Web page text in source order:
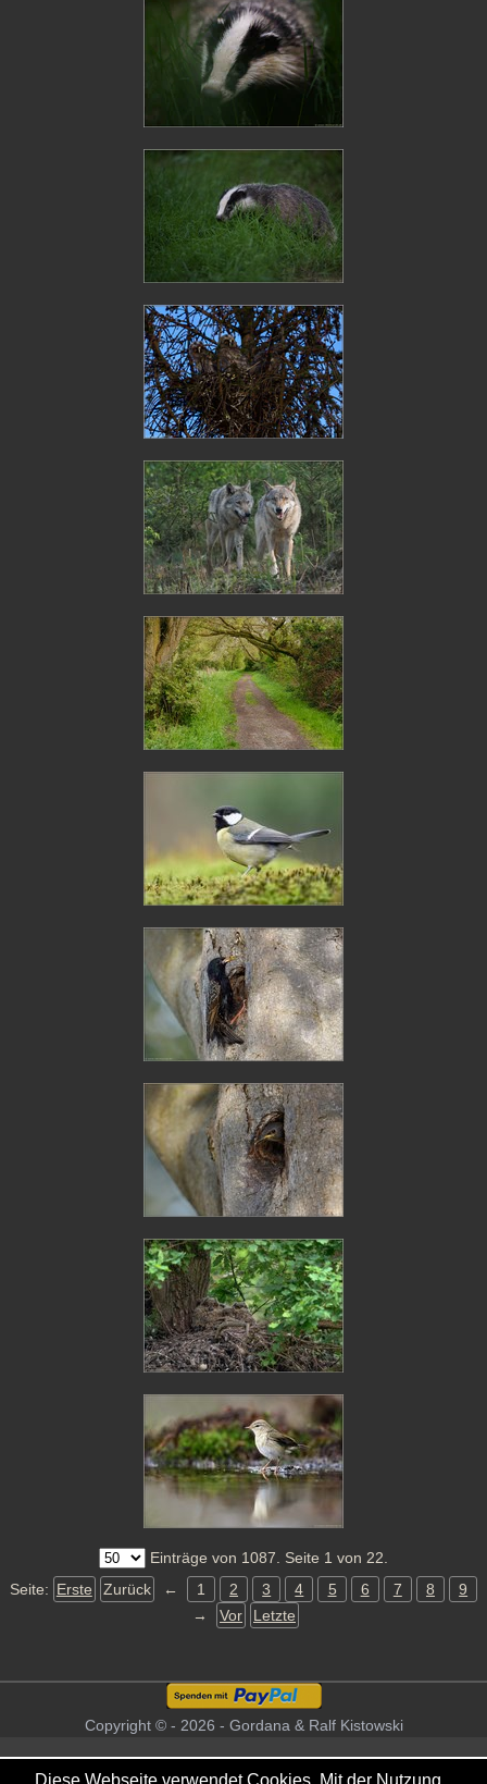
Einträge von 1087. Seite 1 von 22.
Seite: Erste Zurück ← 1 2 3 4 5 6 7 8
9
→
Vor Letzte
Copyright © - 2026 - Gordana & Ralf Kistowski
Diese Webseite verwendet Cookies. Mit der Nutzung